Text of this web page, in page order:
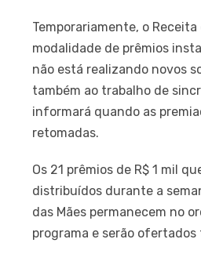
Temporariamente, o Receita
modalidade de prêmios
não está realizando novos
também ao trabalho de
informará quando as
retomadas.
Os 21 prêmios de R$ 1 mil
distribuídos durante a
das Mães permanecem no
programa e serão